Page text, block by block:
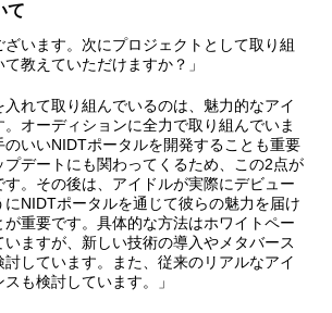
て
います。次にプロジェクトとして取り組
教えていただけますか？」
れて取り組んでいるのは、魅力的なアイ
。オーディションに全力で取り組んでいま
いいNIDTポータルを開発することも重要
プデートにも関わってくるため、この2点が
。その後は、アイドルが実際にデビュー
にNIDTポータルを通じて彼らの魅力を届け
重要です。具体的な方法はホワイトペー
ますが、新しい技術の導入やメタバース
しています。また、従来のリアルなアイ
も検討しています。」